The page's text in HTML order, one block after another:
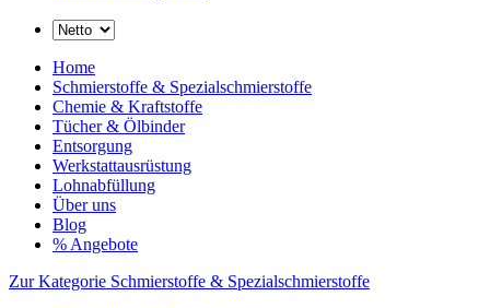
Home
Schmierstoffe & Spezialschmierstoffe
Chemie & Kraftstoffe
Tücher & Ölbinder
Entsorgung
Werkstattausrüstung
Lohnabfüllung
Über uns
Blog
% Angebote
Zur Kategorie Schmierstoffe & Spezialschmierstoffe